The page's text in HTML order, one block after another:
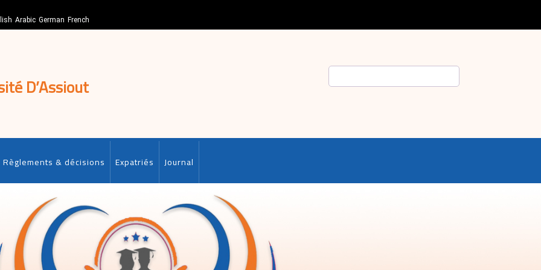
Arabic German French
D’Assiout
Règlements & décisions Expatriés Journal